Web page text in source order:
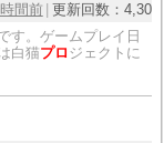
間前 更新回数： 4,306
す。ゲームプレイ日
白猫プロ ジェクトに